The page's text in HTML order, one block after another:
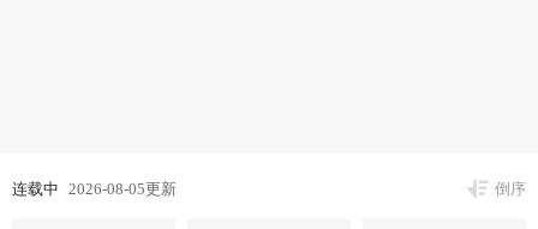
连载中 2026-08-05更新 倒序